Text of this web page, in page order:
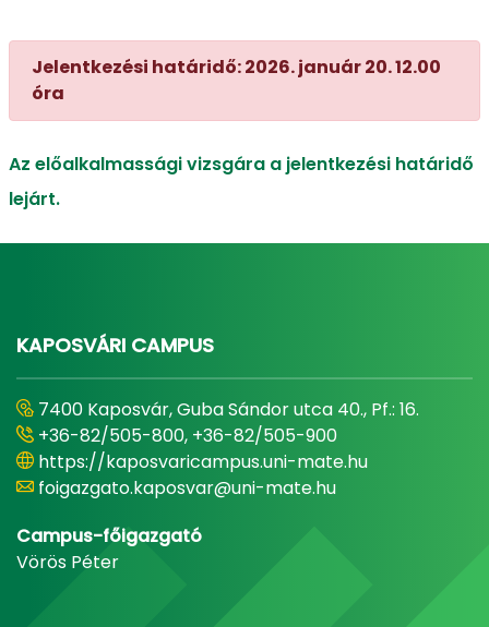
Jelentkezési határidő: 2026. január 20. 12.00
óra
Az előalkalmassági vizsgára a jelentkezési határidő
lejárt.
KAPOSVÁRI CAMPUS
7400 Kaposvár, Guba Sándor utca 40., Pf.: 16.
+36-82/505-800, +36-82/505-900
https://kaposvaricampus.uni-mate.hu
foigazgato.kaposvar@uni-mate.hu
Campus-főigazgató
Vörös Péter